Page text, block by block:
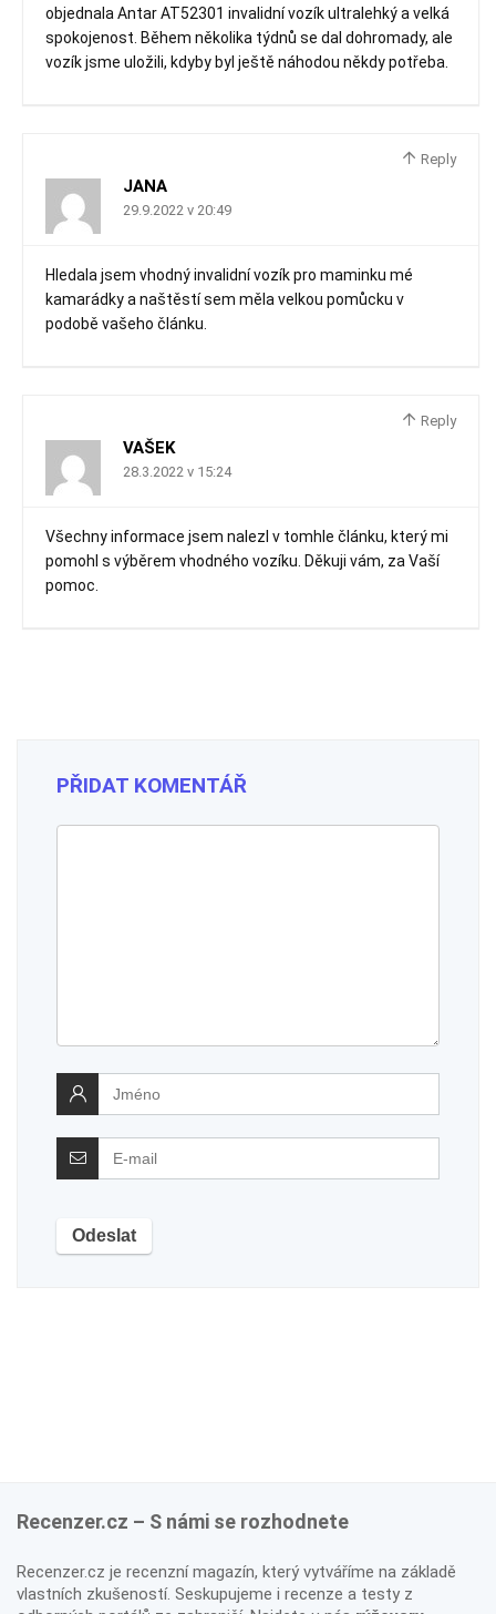
objednala Antar AT52301 invalidní vozík ultralehký a velká
spokojenost. Během několika týdnů se dal dohromady, ale
vozík jsme uložili, kdyby byl ještě náhodou někdy potřeba.
Reply
JANA
29.9.2022 v 20:49
Hledala jsem vhodný invalidní vozík pro maminku mé
kamarádky a naštěstí sem měla velkou pomůcku v
podobě vašeho článku.
Reply
VAŠEK
28.3.2022 v 15:24
Všechny informace jsem nalezl v tomhle článku, který mi
pomohl s výběrem vhodného vozíku. Děkuji vám, za Vaší
pomoc.
PŘIDAT KOMENTÁŘ
Recenzer.cz – S námi se rozhodnete
Recenzer.cz je recenzní magazín, který vytváříme na základě
vlastních zkušeností. Seskupujeme i recenze a testy z